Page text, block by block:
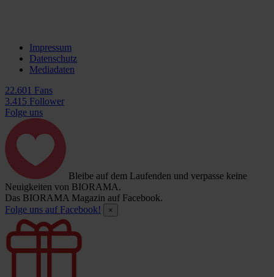
Impressum
Datenschutz
Mediadaten
22.601 Fans
3.415 Follower
Folge uns
Bleibe auf dem Laufenden und verpasse keine
Neuigkeiten von BIORAMA.
Das BIORAMA Magazin auf Facebook.
Folge uns auf Facebook!
×